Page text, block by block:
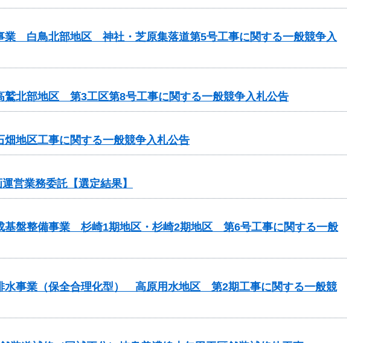
業 白鳥北部地区 神社・芝原集落道第5号工事に関する一般競争入
鷲北部地区 第3工区第8号工事に関する一般競争入札公告
地区工事に関する一般競争入札公告
営業務委託【選定結果】
基盤整備事業 杉崎1期地区・杉崎2期地区 第6号工事に関する一般
水事業（保全合理化型） 高原用水地区 第2期工事に関する一般競